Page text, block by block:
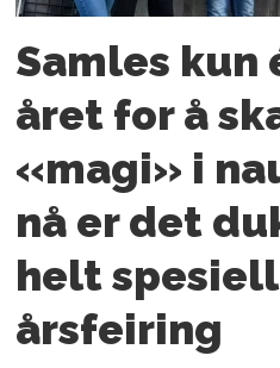
Samles kun
året for å
«magi» i
nå er det
helt spesiell
årsfeiring